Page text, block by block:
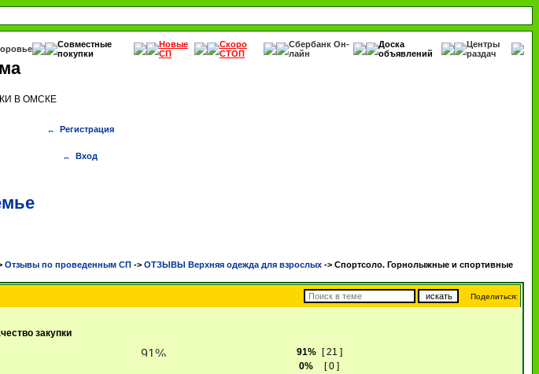
Совместные
покупки
Новые
СП
Скоро
СТОП
Сбербанк Он-
лайн
Доска
объявлений
Центры
раздач
В ОМСКЕ
Регистрация
Вход
Отзывы по проведенным СП -> ОТЗЫВЫ Верхняя одежда для взрослых -> Спортсоло. Горнолыжные и спортивные
Поделиться:
закупки
91% [ 21 ]
0%
[ 0 ]